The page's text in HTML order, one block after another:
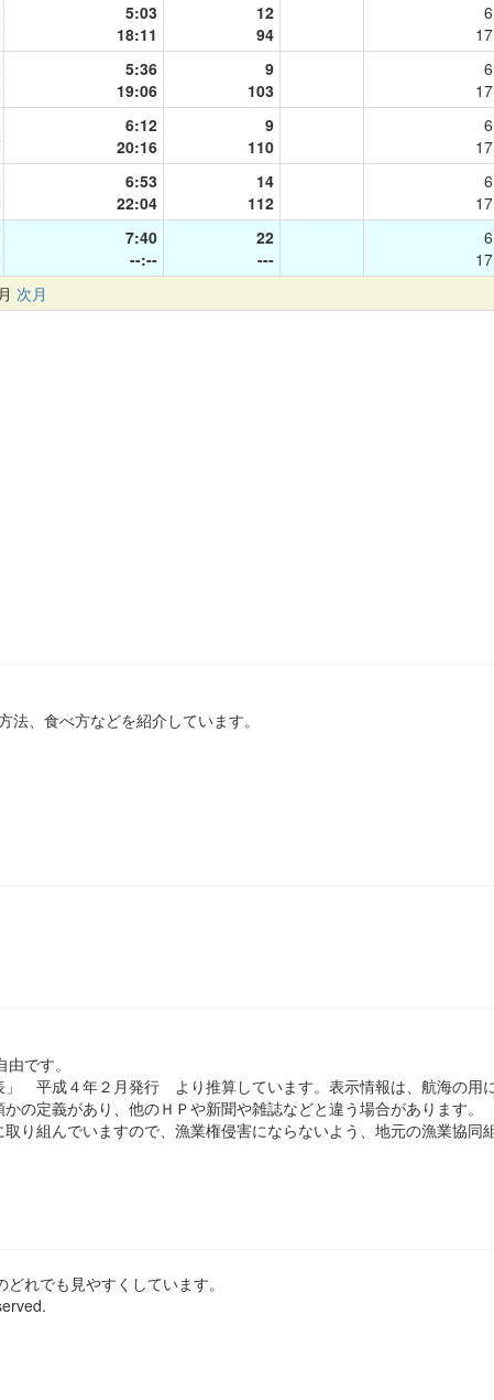
5:03
18:11
12
94
5:36
19:06
9
103
6:12
20:16
9
110
6:53
22:04
14
112
7:40
--:--
22
---
次月
、食べ方などを紹介しています。
です。
平成４年２月発行 より推算しています。表示情報は、航海の用に
定義があり、他のＨＰや新聞や雑誌などと違う場合があります。
り組んでいますので、漁業権侵害にならないよう、地元の漁業協同
れでも見やすくしています。